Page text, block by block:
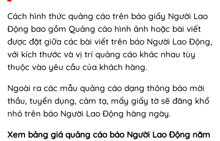
Cách hình thức quảng cáo trên báo giấy Người Lao
Động bao gồm Quảng cáo hình ảnh hoặc bài viết
được đặt giữa các bài viết trên báo Người Lao Động,
với kích thước và vị trí quảng cáo khác nhau tùy
thuộc vào yêu cầu của khách hàng.
Ngoài ra các mẫu quảng cáo dạng thông báo mời
thầu, tuyển dụng, cảm tạ, mấy giấy tờ sẽ đăng khổ
nhỏ trên báo Người Lao Động hàng ngày.
Xem bảng giá quảng cáo báo Người Lao Động năm